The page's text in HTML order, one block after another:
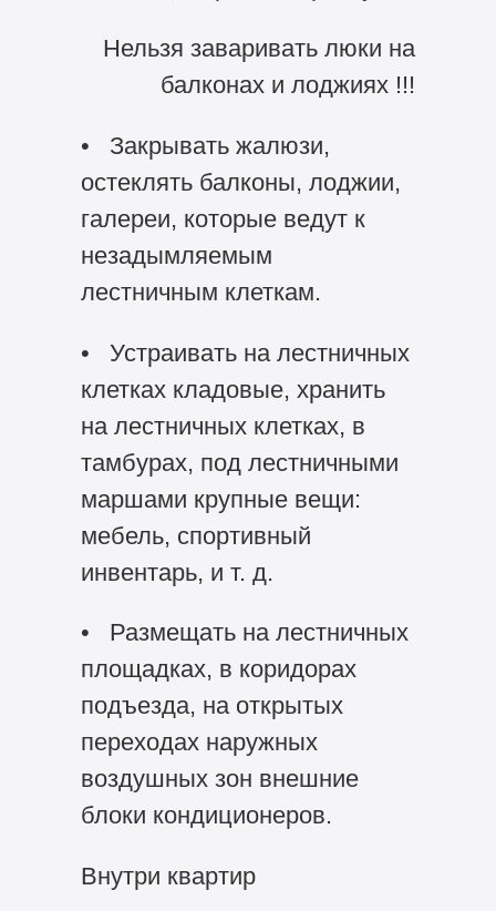
Нельзя заваривать люки на
балконах и лоджиях !!!
• Закрывать жалюзи,
остеклять балконы, лоджии,
галереи, которые ведут к
незадымляемым
лестничным клеткам.
• Устраивать на лестничных
клетках кладовые, хранить
на лестничных клетках, в
тамбурах, под лестничными
маршами крупные вещи:
мебель, спортивный
инвентарь, и т. д.
• Размещать на лестничных
площадках, в коридорах
подъезда, на открытых
переходах наружных
воздушных зон внешние
блоки кондиционеров.
Внутри квартир